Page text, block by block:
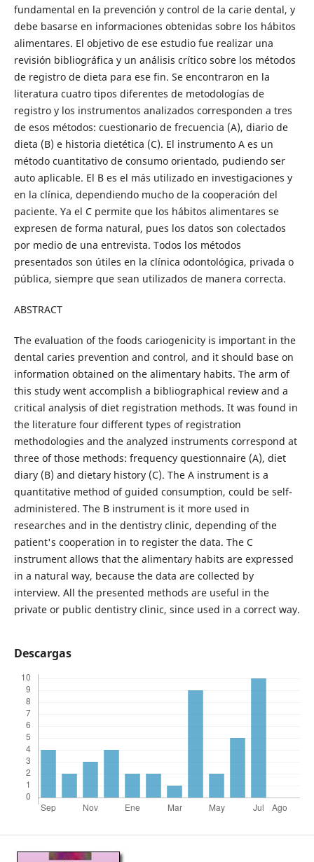
fundamental en la prevención y control de la carie dental, y
debe basarse en informaciones obtenidas sobre los hábitos
alimentares. El objetivo de ese estudio fue realizar una
revisión bibliográfica y un análisis crítico sobre los métodos
de registro de dieta para ese fin. Se encontraron en la
literatura cuatro tipos diferentes de metodologías de
registro y los instrumentos analizados corresponden a tres
de esos métodos: cuestionario de frecuencia (A), diario de
dieta (B) e historia dietética (C). El instrumento A es un
método cuantitativo de consumo orientado, pudiendo ser
auto aplicable. El B es el más utilizado en investigaciones y
en la clínica, dependiendo mucho de la cooperación del
paciente. Ya el C permite que los hábitos alimentares se
expresen de forma natural, pues los datos son colectados
por medio de una entrevista. Todos los métodos
presentados son útiles en la clínica odontológica, privada o
pública, siempre que sean utilizados de manera correcta.
ABSTRACT
The evaluation of the foods cariogenicity is important in the
dental caries prevention and control, and it should base on
information obtained on the alimentary habits. The arm of
this study went accomplish a bibliographical review and a
critical analysis of diet registration methods. It was found in
the literature four different types of registration
methodologies and the analyzed instruments correspond at
three of those methods: frequency questionnaire (A), diet
diary (B) and dietary history (C). The A instrument is a
quantitative method of guided consumption, could be self-
administered. The B instrument is it more used in
researches and in the dentistry clinic, depending of the
patient's cooperation in to register the data. The C
instrument allows that the alimentary habits are expressed
in a natural way, because the data are collected by
interview. All the presented methods are useful in the
private or public dentistry clinic, since used in a correct way.
Descargas